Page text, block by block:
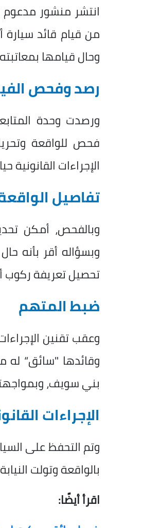
انتشر منشور مدعوم
من قيام قائد
وحال قيامها
رصد وفحص
ورصدت وحدة
فحص للواقعة
الإجراءات القانونية
تفاصيل
وبالفحص، أمكن
وبسؤاله أقر بأنه
تحصيل تعريفة ركوب
ضبط المتهم
وعقب تقنين
وقائدها "سائق“ له
بني سويف،
الإجراءات
وتم التحفظ على
بالواقعة وتولت
اقرأ أيضًا: